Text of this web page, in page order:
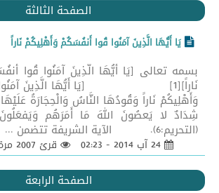
الصفحة الثالثة
يَا أَيُّهَا الَّذِينَ آمَنُوا قُوا أَنفُسَكُمْ وَأَهْلِيكُمْ نَاراً
بسمه تعالى [يَا أَيُّهَا الَّذِينَ آمَنُوا قُوا
نَاراً][1] [يَا أَيُّهَا الَّذِينَ آمَنُوا
وَأَهْلِيكُمْ نَاراً وَقُودُهَا النَّاسُ وَالْحِجَارَةُ
شِدَادٌ لا يَعصُونَ اللهَ مَا أَمَرَهُم
(التحريم:6). الآية الشريفة تتضمن ...
قرئ 2007 مرة
الصفحة الرابعة